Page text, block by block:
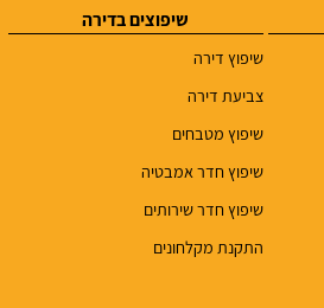
שיפוצים בדירה
שיפוץ דירה
צביעת דירה
שיפוץ מטבחים
שיפוץ חדר אמבטיה
שיפוץ חדר שירותים
התקנת מקלחונים